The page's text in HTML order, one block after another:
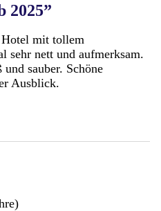
2025”
Hotel mit tollem
sehr nett und aufmerksam.
sauber. Schöne
Ausblick.